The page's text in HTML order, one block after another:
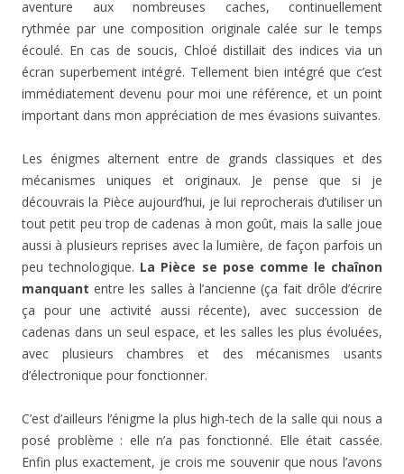
aventure aux nombreuses caches, continuellement
rythmée par une composition originale calée sur le temps
écoulé. En cas de soucis, Chloé distillait des indices via un
écran superbement intégré. Tellement bien intégré que c’est
immédiatement devenu pour moi une référence, et un point
important dans mon appréciation de mes évasions suivantes.
Les énigmes alternent entre de grands classiques et des
mécanismes uniques et originaux. Je pense que si je
découvrais la Pièce aujourd’hui, je lui reprocherais d’utiliser un
tout petit peu trop de cadenas à mon goût, mais la salle joue
aussi à plusieurs reprises avec la lumière, de façon parfois un
peu technologique. La Pièce se pose comme le chaînon
manquant entre les salles à l’ancienne (ça fait drôle d’écrire
ça pour une activité aussi récente), avec succession de
cadenas dans un seul espace, et les salles les plus évoluées,
avec plusieurs chambres et des mécanismes usants
d’électronique pour fonctionner.
C’est d’ailleurs l’énigme la plus high-tech de la salle qui nous a
posé problème : elle n’a pas fonctionné. Elle était cassée.
Enfin plus exactement, je crois me souvenir que nous l’avons